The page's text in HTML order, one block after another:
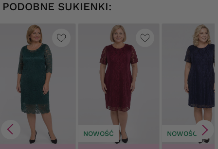
PODOBNE SUKIENKI:
NOWOŚĆ NOWOŚĆ